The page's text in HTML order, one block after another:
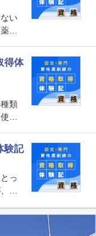
い
剤
。薬
に
置
得体
類
っ
設
今
が
験記
っ
療
こ